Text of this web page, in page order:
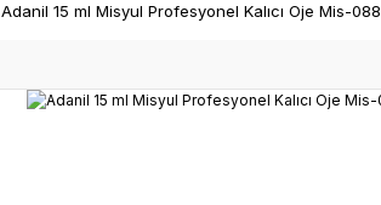
Adanil 15 ml Misyul Profesyonel Kalıcı Oje Mis-088